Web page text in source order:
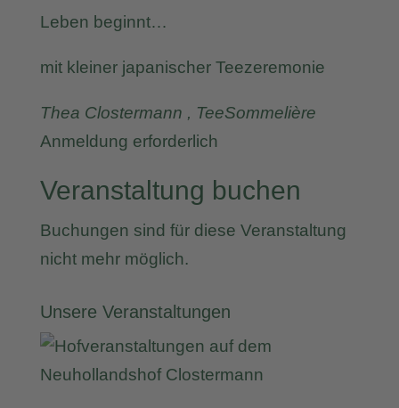
Leben beginnt…
mit kleiner japanischer Teezeremonie
Thea Clostermann , TeeSommelière
Anmeldung erforderlich
Veranstaltung buchen
Buchungen sind für diese Veranstaltung
nicht mehr möglich.
Unsere Veranstaltungen